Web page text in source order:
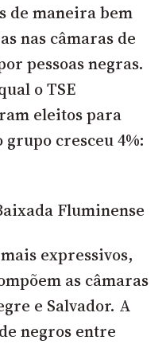
de maneira bem
nas câmaras de
pessoas negras.
o TSE
eleitos para
cresceu 4%:
Fluminense
expressivos,
as câmaras
e Salvador. A
negros entre